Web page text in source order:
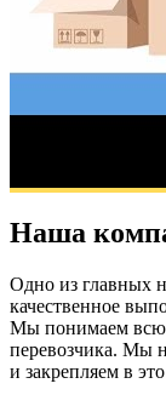
Наша
Одно из главных
качественное
Мы понимаем всю
перевозчика. Мы
и закрепляем в